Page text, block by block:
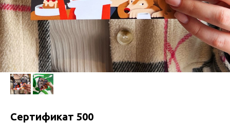
Сертификат 500